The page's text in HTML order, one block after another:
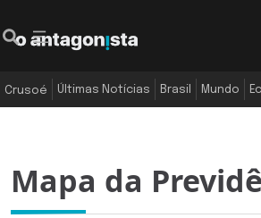
Crusoé Últimas Notícias Brasil Mundo
Mapa da